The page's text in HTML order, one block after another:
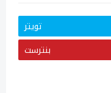
تويتر
بنترست